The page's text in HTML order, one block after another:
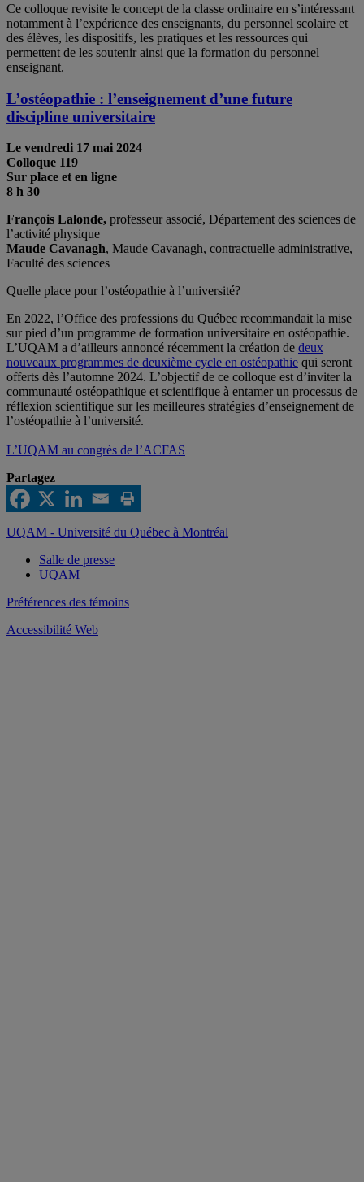
Ce colloque revisite le concept de la classe ordinaire en s’intéressant
notamment à l’expérience des enseignants, du personnel scolaire et
des élèves, les dispositifs, les pratiques et les ressources qui
permettent de les soutenir ainsi que la formation du personnel
enseignant.
L’ostéopathie : l’enseignement d’une future
discipline universitaire
Le vendredi 17 mai 2024
Colloque 119
Sur place et en ligne
8 h 30
François Lalonde, professeur associé, Département des sciences de
l’activité physique
Maude Cavanagh, Maude Cavanagh, contractuelle administrative,
Faculté des sciences
Quelle place pour l’ostéopathie à l’université?
En 2022, l’Office des professions du Québec recommandait la mise
sur pied d’un programme de formation universitaire en ostéopathie.
L’UQAM a d’ailleurs annoncé récemment la création de deux
nouveaux programmes de deuxième cycle en ostéopathie qui seront
offerts dès l’automne 2024. L’objectif de ce colloque est d’inviter la
communauté ostéopathique et scientifique à entamer un processus de
réflexion scientifique sur les meilleures stratégies d’enseignement de
l’ostéopathie à l’université.
L’UQAM au congrès de l’ACFAS
Partagez
UQAM - Université du Québec à Montréal
Salle de presse
UQAM
Préférences des témoins
Accessibilité Web